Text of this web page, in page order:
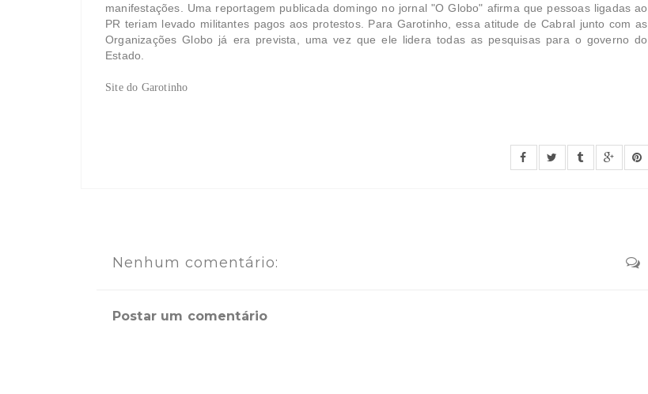
manifestações. Uma reportagem publicada domingo no jornal "O Globo" afirma que pessoas ligadas ao
PR teriam levado militantes pagos aos protestos. Para Garotinho, essa atitude de Cabral junto com as
Organizações Globo já era prevista, uma vez que ele lidera todas as pesquisas para o governo do
Estado.
Site do Garotinho
Nenhum comentário:
Postar um comentário